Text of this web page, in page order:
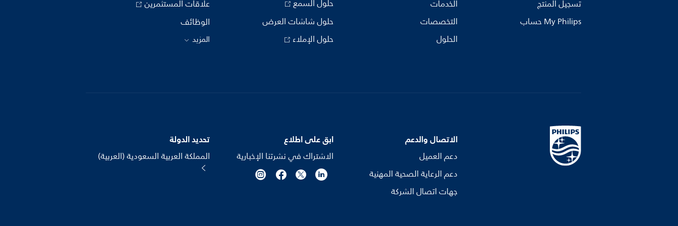
تسجيل المنتج
My Philips حساب
الخدمات
التخصصات
الحلول
حلول السمع
حلول شاشات العرض
حلول الإملاء
علاقات المستثمرين
الوظائف
المزيد
الاتصال والدعم
دعم العميل
دعم الرعاية الصحية المهنية
جهات اتصال الشركة
ابق على اطلاع
الاشتراك في نشرتنا الإخبارية
تحديد الدولة
المملكة العربية السعودية (العربية)